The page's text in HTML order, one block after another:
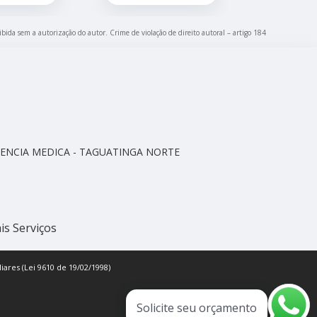
sem a autorização do autor. Crime de violação de direito autoral – artigo 184
MEDICA - TAGUATINGA NORTE
Serviços
(Lei 9610 de 19/02/1998)
Solicite seu orçamento